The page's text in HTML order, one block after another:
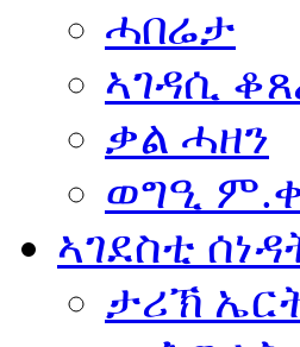
ሓበሬታ
ኣገዳሲ
ቃል ሓዘን
ወግዒ
ኣገደስቲ
ታሪኽ